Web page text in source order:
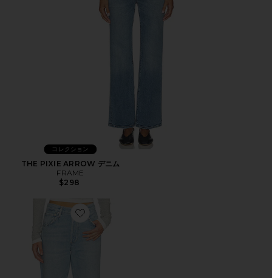
コレクション
THE PIXIE ARROW デニム
FRAME
$298
Favorite WINSLOW デニム